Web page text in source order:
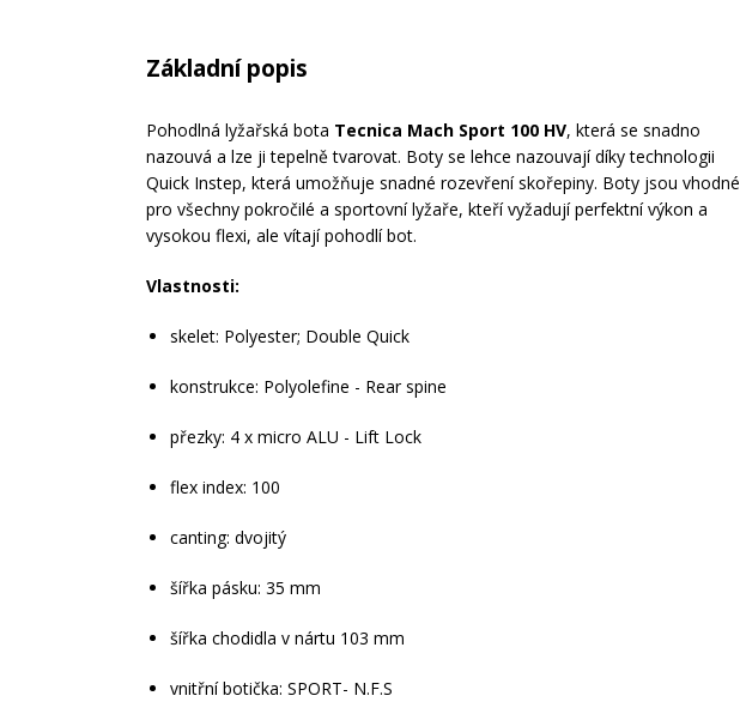
Základní popis
Pohodlná lyžařská bota Tecnica Mach Sport 100 HV, která se snadno
nazouvá a lze ji tepelně tvarovat. Boty se lehce nazouvají díky technologii
Quick Instep, která umožňuje snadné rozevření skořepiny. Boty jsou vhodné
pro všechny pokročilé a sportovní lyžaře, kteří vyžadují perfektní výkon a
vysokou flexi, ale vítají pohodlí bot.
Vlastnosti:
skelet: Polyester; Double Quick
konstrukce: Polyolefine - Rear spine
přezky: 4 x micro ALU - Lift Lock
flex index: 100
canting: dvojitý
šířka pásku: 35 mm
šířka chodidla v nártu 103 mm
vnitřní botička: SPORT- N.F.S